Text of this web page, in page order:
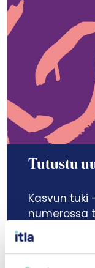
Tutustu
Kasvun tuki
numerossa
ja
käytännön